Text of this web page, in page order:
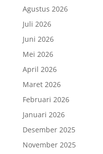
Agustus 2026
Juli 2026
Juni 2026
Mei 2026
April 2026
Maret 2026
Februari 2026
Januari 2026
Desember 2025
November 2025